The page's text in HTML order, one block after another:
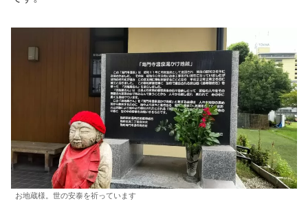
お地蔵様。世の安泰を祈っています